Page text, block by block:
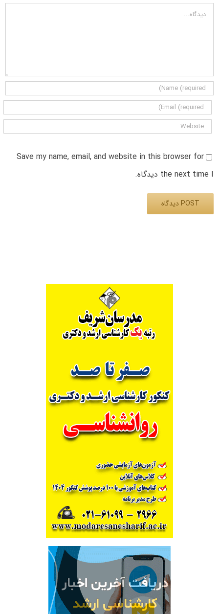
دیدگاه
Save my name, email, and website in this browser for
the next time I دیدگاه.